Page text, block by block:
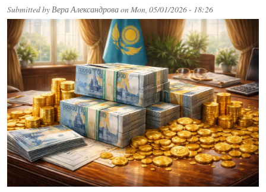
Submitted byВера АлександроваonMon, 05/01/2026 - 18:26